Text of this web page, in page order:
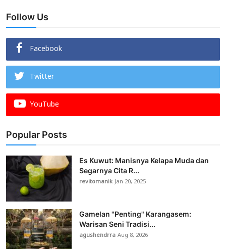
Follow Us
Facebook
Twitter
YouTube
Popular Posts
Es Kuwut: Manisnya Kelapa Muda dan
Segarnya Cita R...
revitomanikJan 20, 2025
Gamelan "Penting" Karangasem:
Warisan Seni Tradisi...
agushendrraAug 8, 2026